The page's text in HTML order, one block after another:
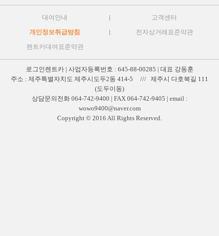
대여안내 고객센터
개인정보취급방침 전자상거래표준약관
렌트카대여표준약관
로그인렌트카 | 사업자등록번호 : 645-88-00285 | 대표 강동훈
주소 : 제주특별자치도 제주시도두2동 414-5 /// 제주시 다호북길 111
(도두이동)
상담문의전화 064-742-9400 | FAX 064-742-9405 | email :
wowo9400@naver.com
Copyright © 2016 All Rights Reserved.